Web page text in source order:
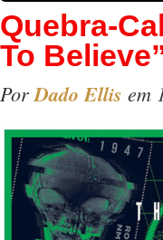
Quebra-
To
PorDado Ellis em